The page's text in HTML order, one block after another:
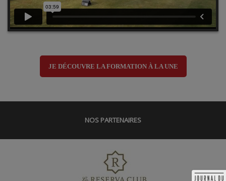
JE DÉCOUVRE LA FORMATION À LA UNE
NOS PARTENAIRES